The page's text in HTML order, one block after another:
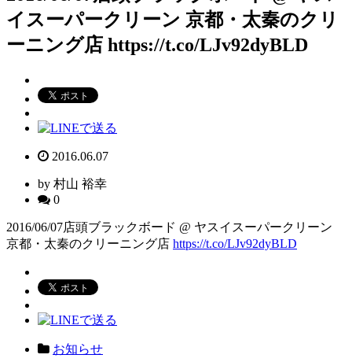
イスーパークリーン 京都・太秦のクリ
ーニング店 https://t.co/LJv92dyBLD
2016.06.07
by 村山 裕幸
0
2016/06/07店頭ブラックボード @ ヤスイスーパークリーン
京都・太秦のクリーニング店 https://t.co/LJv92dyBLD
お知らせ